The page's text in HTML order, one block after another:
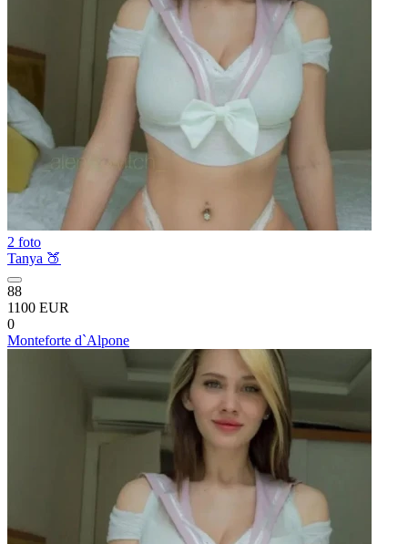
2 foto
Tanya 🍑
88
1100 EUR
0
Monteforte d`Alpone